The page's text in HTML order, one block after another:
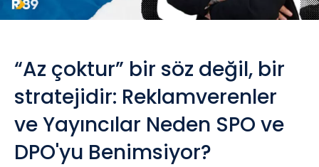
“Az çoktur” bir söz değil, bir
stratejidir: Reklamverenler
ve Yayıncılar Neden SPO ve
DPO'yu Benimsiyor?